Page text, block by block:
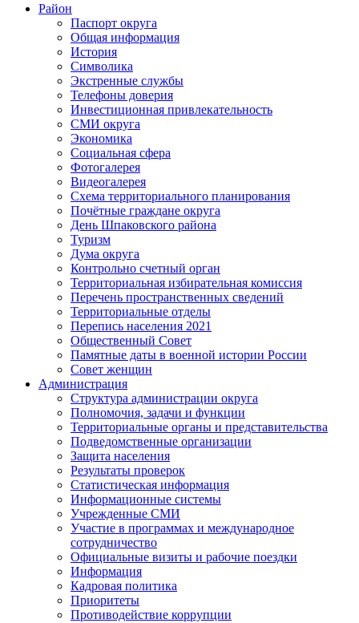
Район
Паспорт округа
Общая информация
История
Символика
Экстренные службы
Телефоны доверия
Инвестиционная привлекательность
СМИ округа
Экономика
Социальная сфера
Фотогалерея
Видеогалерея
Схема территориального планирования
Почётные граждане округа
День Шпаковского района
Туризм
Дума округа
Контрольно счетный орган
Территориальная избирательная комиссия
Перечень пространственных сведений
Территориальные отделы
Перепись населения 2021
Общественный Совет
Памятные даты в военной истории России
Совет женщин
Администрация
Структура администрации округа
Полномочия, задачи и функции
Территориальные органы и представительства
Подведомственные организации
Защита населения
Результаты проверок
Статистическая информация
Информационные системы
Учрежденные СМИ
Участие в программах и международное
сотрудничество
Официальные визиты и рабочие поездки
Информация
Кадровая политика
Приоритеты
Противодействие коррупции